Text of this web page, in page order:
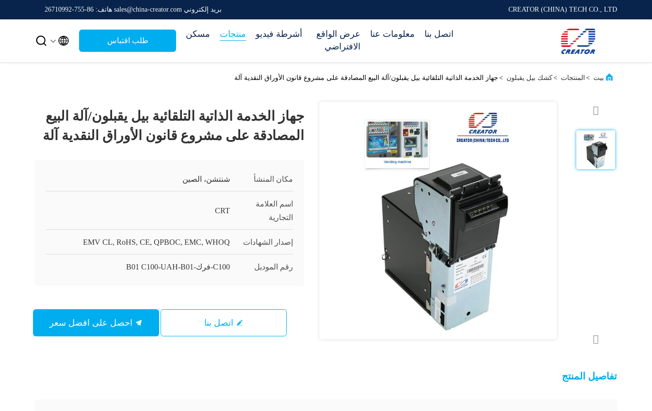
CREATOR (CHINA) TECH CO., LTD بريد إلكتروني sales@china-creator.com هاتف: 86-755-26710992
مسكن منتجات أشرطة فيديو
عرض الواقع
الافتراضي
معلومات عنا اتصل بنا
طلب اقتباس 

بيت > المنتجات >كشك بيل يقبلون > جهاز الخدمة الذاتية التلقائية بيل يقبلون/آلة البيع المصادقة على مشروع قانون الأوراق النقدية آلة
جهاز الخدمة الذاتية التلقائية بيل يقبلون/آلة البيع
المصادقة على مشروع قانون الأوراق النقدية آلة
مكان المنشأ شنتشن، الصين
اسم العلامة
التجارية
CRT
إصدار الشهادات EMV CL, RoHS, CE, QPBOC, EMC, WHOQ
رقم الموديل C100-فرك-B01 C100-UAH-B01
اتصل بنا
تفاصيل المنتج